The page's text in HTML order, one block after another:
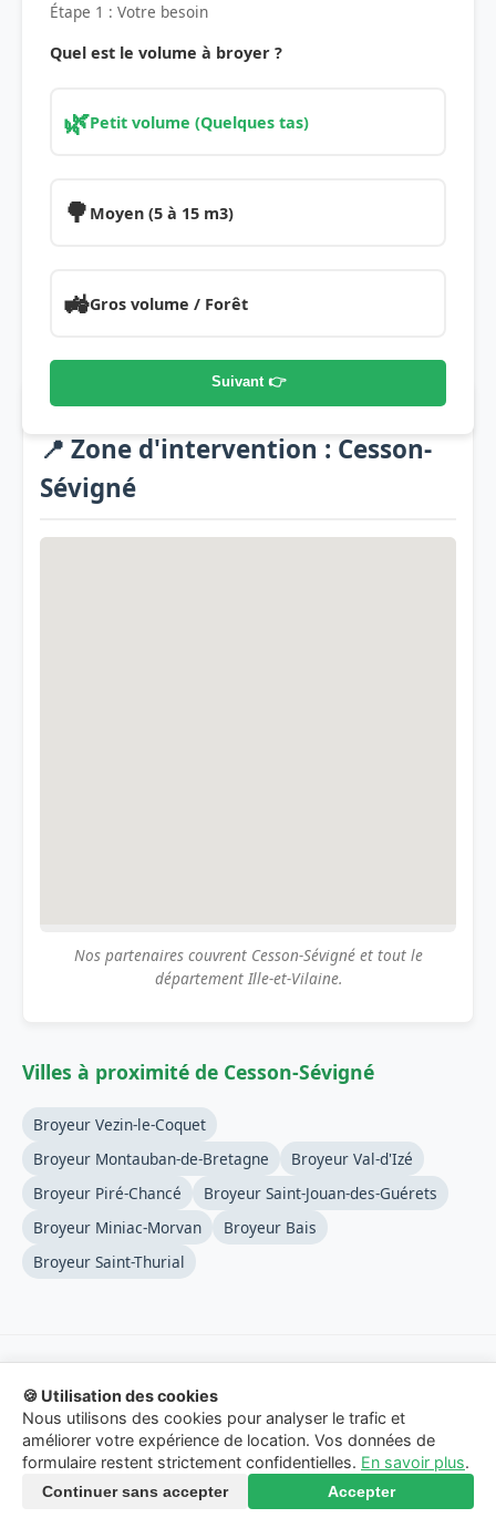
Étape 1 : Votre besoin
Quel est le volume à broyer ?
🌿Petit volume (Quelques tas)
🌳 Moyen (5 à 15 m3)
🚜Gros volume / Forêt
Suivant 👉
📍 Zone d'intervention : Cesson-
Sévigné
Nos partenaires couvrent Cesson-Sévigné et tout le
département Ille-et-Vilaine.
Villes à proximité de Cesson-Sévigné
Broyeur Vezin-le-Coquet
Broyeur Montauban-de-Bretagne
Broyeur Val-d'Izé
Broyeur Piré-Chancé
Broyeur Saint-Jouan-des-Guérets
Broyeur Miniac-Morvan
Broyeur Bais
Broyeur Saint-Thurial
© 2026 Location-Broyeur-Branches.fr - Service de mise en
relation.
Mentions Légales-Confidentialité-Contact
🍪 Utilisation des cookies
Nous utilisons des cookies pour analyser le trafic et
améliorer votre expérience de location. Vos données de
formulaire restent strictement confidentielles. En savoir plus.
Continuer sans accepter Accepter